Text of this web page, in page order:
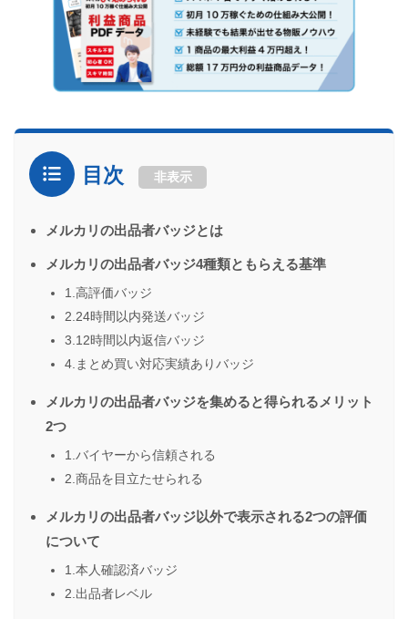
目次 非表示
メルカリの出品者バッジとは
メルカリの出品者バッジ4種類ともらえる基準
1.高評価バッジ
2.24時間以内発送バッジ
3.12時間以内返信バッジ
4.まとめ買い対応実績ありバッジ
メルカリの出品者バッジを集めると得られるメリット
2つ
1.バイヤーから信頼される
2.商品を目立たせられる
メルカリの出品者バッジ以外で表示される2つの評価
について
1.本人確認済バッジ
2.出品者レベル